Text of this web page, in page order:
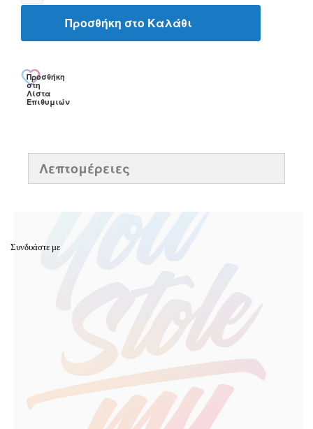
Προσθήκη στο Καλάθι
Προσθήκη
στη
Λίστα
Επιθυμιών
Λεπτομέρειες
Συνδυάστε με